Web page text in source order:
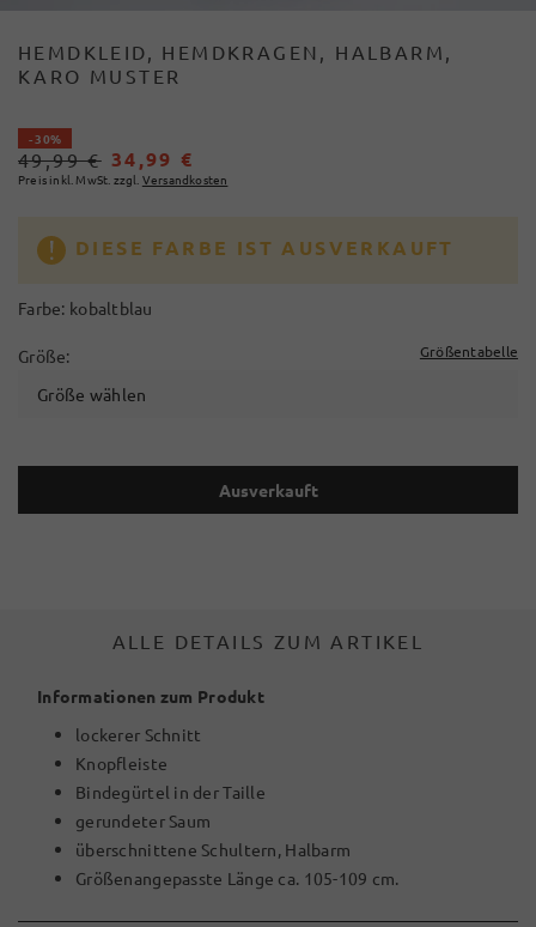
HEMDKLEID, HEMDKRAGEN, HALBARM,
KARO MUSTER
- 30%
49,99 € 34,99 €
Preis inkl. MwSt. zzgl. Versandkosten
DIESE FARBE IST AUSVERKAUFT
Farbe: kobaltblau
Größe: Größentabelle
Größe wählen
Ausverkauft
ALLE DETAILS ZUM ARTIKEL
Informationen zum Produkt
lockerer Schnitt
Knopfleiste
Bindegürtel in der Taille
gerundeter Saum
überschnittene Schultern, Halbarm
Größenangepasste Länge ca. 105-109 cm.